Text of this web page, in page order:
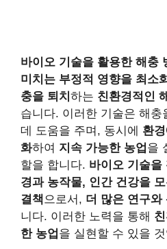
바이오 기술을 활용한 해충
미치는 부정적 영향을 최소
충을 퇴치 하는 친환경적인
습니다. 이러한 기술은 해충
데 도움을 주며, 동시에 환
화하여 지속 가능한 농업 을
할을 합니다. 바이오 기술을
경과 농작물, 인간 건강을
결책 으로서, 더 많은 연구와
니다. 이러한 노력을 통해
한 농업 을 실현할 수 있을